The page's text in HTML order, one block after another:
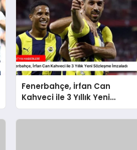
Fenerbahçe, İrfan Can
Kahveci ile 3 Yıllık Yeni
Sözleşme İmzaladı